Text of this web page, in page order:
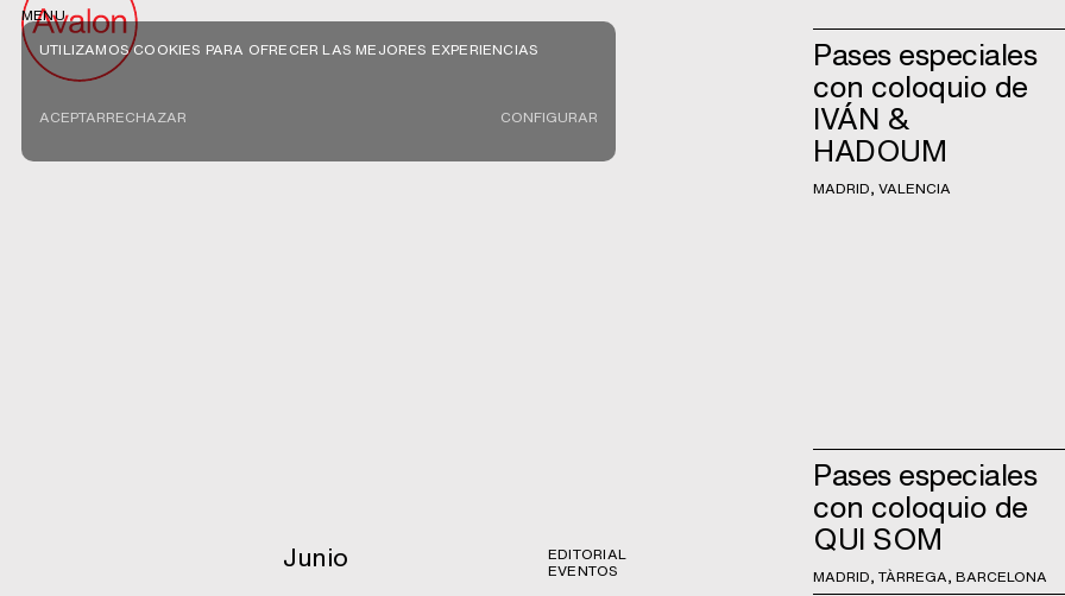
UTILIZAMOS COOKIES PARA OFRECER LAS MEJORES EXPERIENCIAS
ACEPTARRECHAZAR CONFIGURAR
MENU
Junio
EDITORIAL
EVENTOS
Pases especiales
con coloquio de
IVÁN &
HADOUM
MADRID, VALENCIA
Pases especiales
con coloquio de
QUI SOM
MADRID, TÀRREGA, BARCELONA